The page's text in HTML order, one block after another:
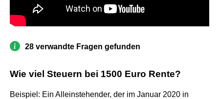
28 verwandte Fragen gefunden
Wie viel Steuern bei 1500 Euro Rente?
Beispiel: Ein Alleinstehender, der im Januar 2020 in